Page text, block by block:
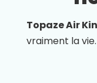
Topaze Air
vraiment la vie.